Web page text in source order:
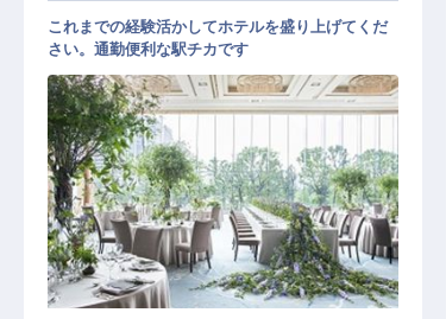
オープンポジション採用
これまでの経験活かしてホテルを盛り上げてくだ
さい。通勤便利な駅チカです